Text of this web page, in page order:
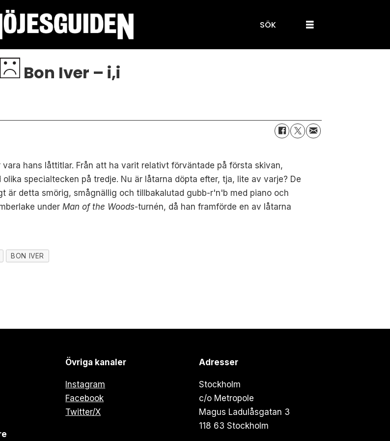
SÖK
Bon Iver – i,i
hans låttitlar. Från att ha varit relativt förväntade på första skivan,
specialtecken på tredje. Nu är låtarna döpta efter, tja, lite av varje? De
är detta smörig, smågnällig och tillbakalutad gubb-r'n'b med piano och
under Man of the Woods-turnén, då han framförde en av låtarna
BON IVER
Övriga kanaler
Instagram
Facebook
Twitter/X
Adresser
Stockholm
c/o Metropole
Magus Ladulåsgatan 3
118 63 Stockholm